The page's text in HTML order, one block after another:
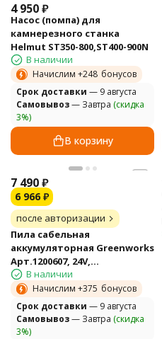
4 950₽
Насос (помпа) для
камнерезного станка
Helmut ST350-800,ST400-900N
В наличии
Начислим +248 бонусов
Cрок доставки — 9 августа
Самовывоз— Завтра (скидка
3%)
В корзину
7 490₽
6 966 ₽
после авторизации
Пила сабельная
аккумуляторная Greenworks
Арт.1200607, 24V,
бесщеточная без АКБ и ЗУ
В наличии
Начислим +375 бонусов
Cрок доставки — 9 августа
Самовывоз— Завтра (скидка
3%)